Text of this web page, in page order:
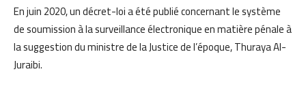
En juin 2020, un décret-loi a été publié concernant le système
de soumission à la surveillance électronique en matière pénale à
la suggestion du ministre de la Justice de l’époque, Thuraya Al-
Juraibi.